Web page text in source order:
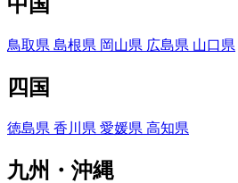
鳥取県 島根県 岡山県 広島県 山口県
四国
徳島県 香川県 愛媛県 高知県
九州・沖縄